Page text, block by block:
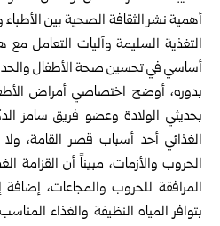
أهمية نشر الثقافة الصحية بين
التغذية السليمة وآليات التعامل
أساسي في تحسين صحة الأطفال والحد
بدوره، أوضح اختصاصي أمراض
بحديثي الولادة وعضو فريق سامز
الغذائي أحد أسباب قصر القامة،
الحروب والأزمات، مبيناً أن القزامة
المرافقة للحروب والمجاعات،
بتوافر المياه النظيفة والغذاء